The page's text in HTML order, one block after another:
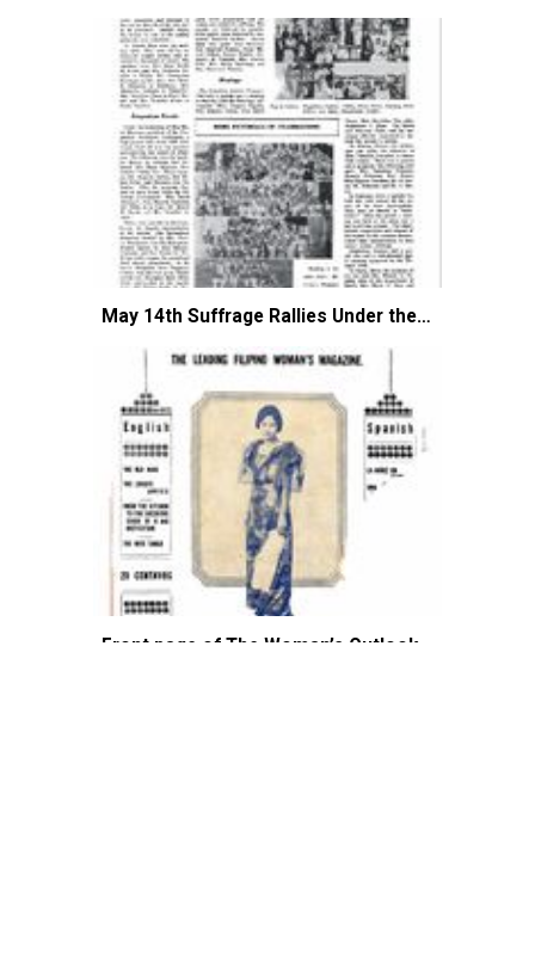
May 14th Suffrage Rallies Under the General Council of Women
Front page of The Woman’s Outlook